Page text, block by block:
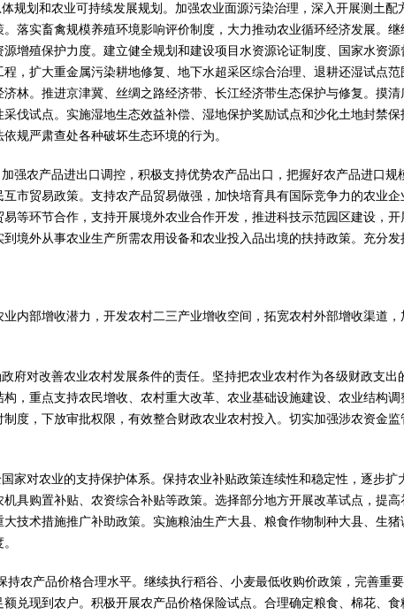
划和农业可持续发展规划。加强农业面源污染治理，深入开展测土配
落实畜禽规模养殖环境影响评价制度，大力推动农业循环经济发展。
增殖保护力度。建立健全规划和建设项目水资源论证制度、国家水资
，扩大重金属污染耕地修复、地下水超采区综合治理、退耕还湿试点
林。推进京津冀、丝绸之路经济带、长江经济带生态保护与修复。摸
伐试点。实施湿地生态效益补偿、湿地保护奖励试点和沙化土地封禁
规严肃查处各种破坏生态环境的行为。
农产品进出口调控，积极支持优势农产品出口，把握好农产品进口规
市贸易政策。支持农产品贸易做强，加快培育具有国际竞争力的农业
等环节合作，支持开展境外农业合作开发，推进科技示范园区建设，
境外从事农业生产所需农用设备和农业投入品出境的扶持政策。充分
部增收潜力，开发农村二三产业增收空间，拓宽农村外部增收渠道
对改善农业农村发展条件的责任。坚持把农业农村作为各级财政支出
，重点支持农民增收、农村重大改革、农业基础设施建设、农业结构
度，下放审批权限，有效整合财政农业农村投入。切实加强涉农资金
对农业的支持保护体系。保持农业补贴政策连续性和稳定性，逐步扩
具购置补贴、农资综合补贴等政策。选择部分地方开展改革试点，提
技术措施推广补助政策。实施粮油生产大县、粮食作物制种大县、生
产品价格合理水平。继续执行稻谷、小麦最低收购价政策，完善重
兑现到农户。积极开展农产品价格保险试点。合理确定粮食、棉花、